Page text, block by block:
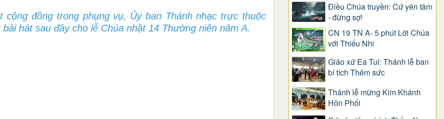
đồng trong phụng vụ, Ủy ban Thánh nhạc trực thuộc
hát sau đây cho lễ Chúa nhật 14 Thường niên năm A.
Điều Chúa truyền: Cứ yên tâm
- đừng sợ!
CN 19 TN A- 5 phút Lời Chúa
với Thiếu Nhi
Giáo xứ Ea Tul: Thánh lễ ban
bí tích Thêm sức
Thánh lễ mừng Kim Khánh
Hôn Phối